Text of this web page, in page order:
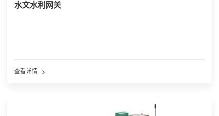
水文水利网关
查看详情